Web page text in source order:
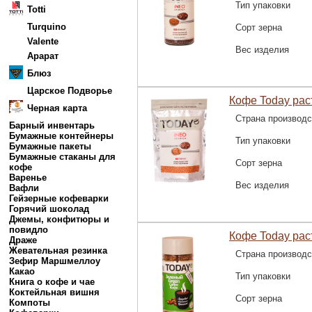
Totti
Turquino
Valente
Арарат
Блюз
Царское Подворье
Черная карта
Барный инвентарь
Бумажные контейнеры
Бумажные пакеты
Бумажные стаканы для
кофе
Варенье
Вафли
Гейзерные кофеварки
Горячий шоколад
Джемы, конфитюры и
повидло
Драже
Жевательная резинка
Зефир Маршмеллоу
Какао
Книга о кофе и чае
Коктейльная вишня
Компоты
Тип упаковки
Сорт зерна
Вес изделия
Кофе Today
Страна
Тип упаковки
Сорт зерна
Вес изделия
Кофе Today
Страна
Тип упаковки
Сорт зерна